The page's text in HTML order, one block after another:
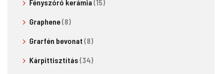
Fényszóró kerámia (15)
Graphene(8)
Grarfén bevonat (8)
Kárpittisztítás (34)